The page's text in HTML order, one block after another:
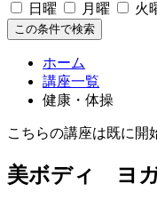
日曜
月曜 火
この条件で検索
ホーム
講座一覧
健康・体操
こちらの講座は既に開
美ボディ ヨ